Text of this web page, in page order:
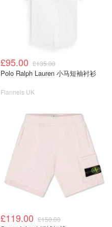
£95.00 £135.00
Polo Ralph Lauren 小马短袖衬衫
Flannels UK
£119.00 £150.00